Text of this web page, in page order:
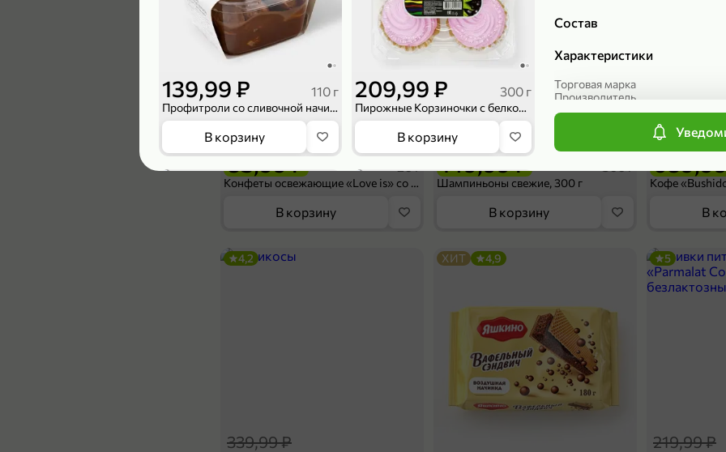
139,99 ₽ 110 г
Профитроли со сливочной начинкой в шоколадном соусе, 110 г
В корзину
209,99 ₽ 300 г
Пирожные Корзиночки с белковым кремом и пюре из черной смородины, 300 г
В корзину
345 г
Торт суфлейный «Кондитерская Прохорова» Птичка Прохорова, 345 г
4,5
Состав
Характеристики
Торговая марка
Производитель
Страна производства
Срок хранения
Артикул
Произвели сами
Вид пирожного
Торты и пирожные
Подкатегория
83,99 ₽
104,99 ₽
Конфеты освежающие «Love is» со вкусом морской соли и маракуйи, 20 г
В корзину
149,99 ₽
169,99 ₽
Шампиньоны свежие, 300 г
В корзину
839,99 ₽
В
339,99 ₽
4,2 ХИТ 4,9
219,99 ₽
5